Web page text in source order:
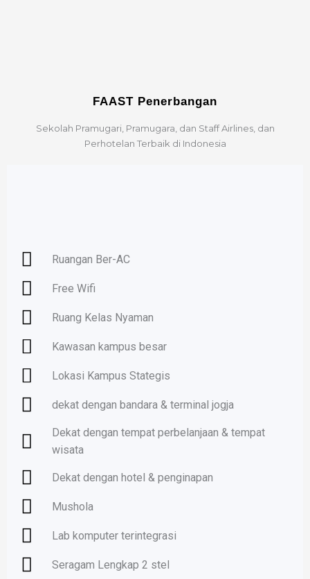
FAAST Penerbangan
Sekolah Pramugari, Pramugara, dan Staff Airlines, dan
Perhotelan Terbaik di Indonesia
Ruangan Ber-AC
Free Wifi
Ruang Kelas Nyaman
Kawasan kampus besar
Lokasi Kampus Stategis
dekat dengan bandara & terminal jogja
Dekat dengan tempat perbelanjaan & tempat
wisata
Dekat dengan hotel & penginapan
Mushola
Lab komputer terintegrasi
Seragam Lengkap 2 stel